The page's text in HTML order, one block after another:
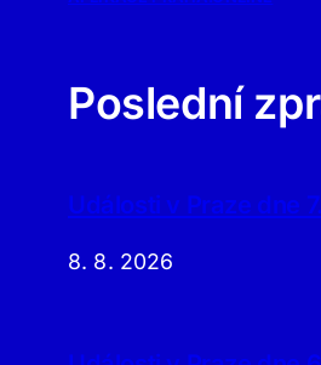
Poslední
Události v Praze dne
8. 8. 2026